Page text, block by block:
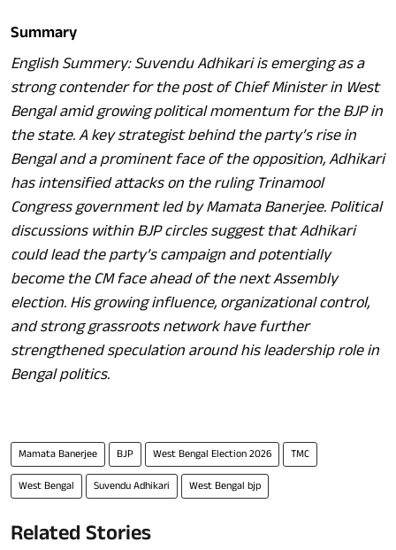
Summary
English Summery: Suvendu Adhikari is emerging as a
strong contender for the post of Chief Minister in West
Bengal amid growing political momentum for the BJP in
the state. A key strategist behind the party’s rise in
Bengal and a prominent face of the opposition, Adhikari
has intensified attacks on the ruling Trinamool
Congress government led by Mamata Banerjee. Political
discussions within BJP circles suggest that Adhikari
could lead the party’s campaign and potentially
become the CM face ahead of the next Assembly
election. His growing influence, organizational control,
and strong grassroots network have further
strengthened speculation around his leadership role in
Bengal politics.
Mamata Banerjee BJP West Bengal Election 2026 TMC
West Bengal Suvendu Adhikari West Bengal bjp
Related Stories